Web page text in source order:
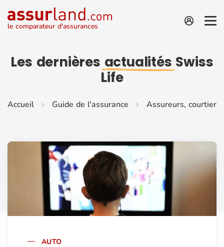
le comparateur d'assurances
Les dernières actualités Swiss
Life
Accueil Guide de l'assurance Assureurs,
AUTO